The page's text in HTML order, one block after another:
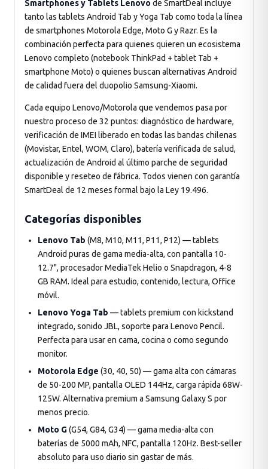
Smartphones y Tablets Lenovo de SmartDeal incluye
tanto las tablets Android Tab y Yoga Tab como toda la línea
de smartphones Motorola Edge, Moto G y Razr. Es la
combinación perfecta para quienes quieren un ecosistema
Lenovo completo (notebook ThinkPad + tablet Tab +
smartphone Moto) o quienes buscan alternativas Android
de calidad fuera del duopolio Samsung-Xiaomi.
Cada equipo Lenovo/Motorola que vendemos pasa por
nuestro proceso de 32 puntos: diagnóstico de hardware,
verificación de IMEI liberado en todas las bandas chilenas
(Movistar, Entel, WOM, Claro), batería verificada de salud,
actualización de Android al último parche de seguridad
disponible y reseteo de fábrica. Todos vienen con garantía
SmartDeal de 12 meses formal bajo la Ley 19.496.
Categorías disponibles
Lenovo Tab (M8, M10, M11, P11, P12) — tablets
Android puras de gama media-alta, con pantalla 10-
12.7", procesador MediaTek Helio o Snapdragon, 4-8
GB RAM. Ideal para estudio, contenido, lectura, Office
móvil.
Lenovo Yoga Tab — tablets premium con kickstand
integrado, sonido JBL, soporte para Lenovo Pencil.
Perfecta para usar en cama, cocina o como segundo
monitor.
Motorola Edge (30, 40, 50) — gama alta con cámaras
de 50-200 MP, pantalla OLED 144Hz, carga rápida 68W-
125W. Alternativa premium a Samsung Galaxy S por
menos precio.
Moto G(G54, G84, G34) — gama media-alta con
baterías de 5000 mAh, NFC, pantalla 120Hz. Best-seller
absoluto para uso diario sin gastar de más.